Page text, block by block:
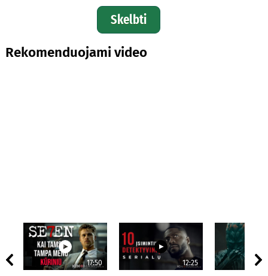
Skelbti
Rekomenduojami video
17:50 12:25